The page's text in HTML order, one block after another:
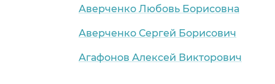
Аверченко Любовь Борисовна
Аверченко Сергей Борисович
Агафонов Алексей Викторович